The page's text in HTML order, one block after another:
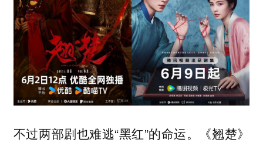
不过两部剧也难逃“黑红”的命运。《翘楚》